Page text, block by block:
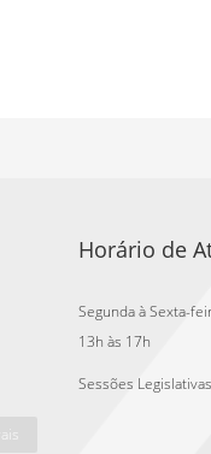
Horário de
Segunda à Sexta-
13h às 17h
Sessões